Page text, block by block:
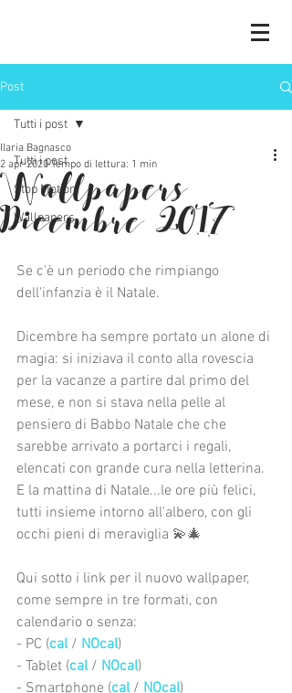
Post
Tutti i post
Stop Motion
Wallpapers
Tutti i post
Wallpapers
Dicembre 2017
Ilaria Bagnasco
2 apr 2020 Tempo di lettura: 1 min
Se c'è un periodo che rimpiango
dell'infanzia è il Natale.
Dicembre ha sempre portato un alone di
magia: si iniziava il conto alla rovescia
per la vacanze a partire dal primo del
mese, e non si stava nella pelle al
pensiero di Babbo Natale che che
sarebbe arrivato a portarci i regali,
elencati con grande cura nella letterina.
E la mattina di Natale...le ore più felici,
tutti insieme intorno all'albero, con gli
occhi pieni di meraviglia 💫🎄
Qui sotto i link per il nuovo wallpaper,
come sempre in tre formati, con
calendario o senza:
- PC (cal / NOcal)
- Tablet (cal / NOcal)
- Smartphone (cal / NOcal)